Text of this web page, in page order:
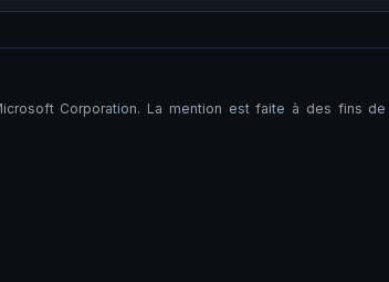
Corporation. La mention est faite à des fins de